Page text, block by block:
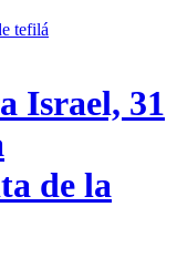
tefilá
Israel, 31
de la